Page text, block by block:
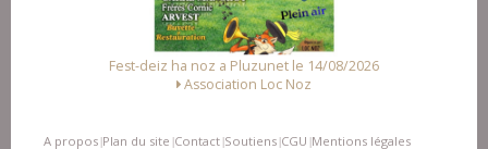
ha noz a Pluzunet le 14/08/2026
A propos Plan du site Contact Soutiens CGU Mentions légales